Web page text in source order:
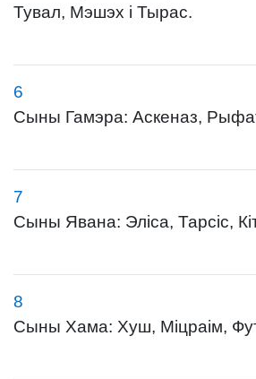
Тувал, Мэшэх і Тырас.
6
Сыны Гамэра: Аскеназ,
7
Сыны Явана: Эліса, Тарсіс,
8
Сыны Хама: Хуш, Міцраім,